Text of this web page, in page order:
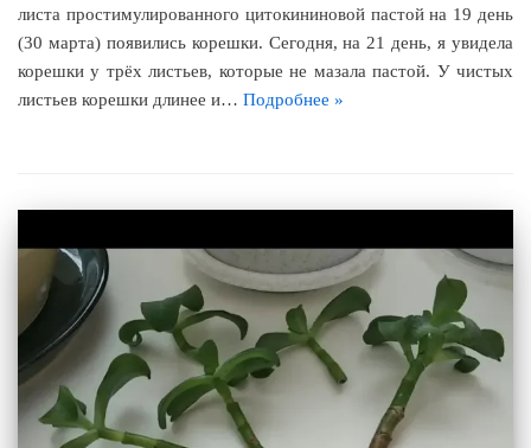
листа простимулированного цитокининовой пастой на 19 день
(30 марта) появились корешки. Сегодня, на 21 день, я увидела
корешки у трёх листьев, которые не мазала пастой. У чистых
листьев корешки длинее и… Подробнее »